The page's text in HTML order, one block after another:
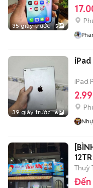
35 giây trước 5
39 giây trước 6
iPad
Thuỳ